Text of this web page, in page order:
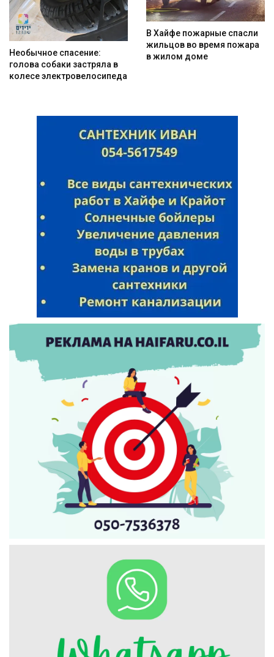
Необычное спасение:
голова собаки застряла в
колесе электровелосипеда
В Хайфе пожарные спасли
жильцов во время пожара
в жилом доме